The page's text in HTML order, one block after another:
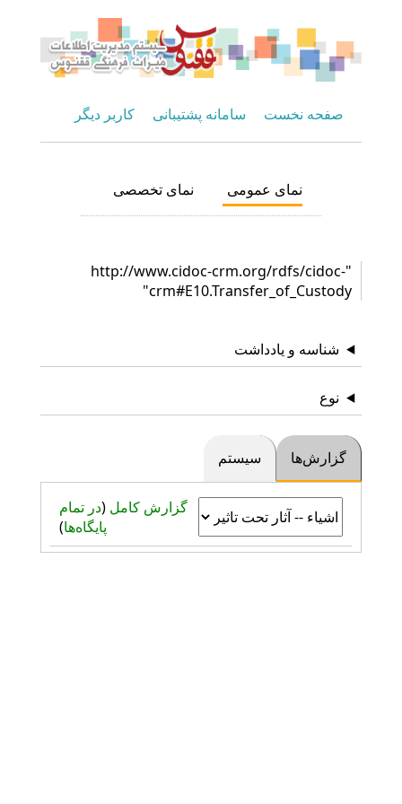
صفحه نخست سامانه پشتیبانی کاربر دیگر
نمای عمومی نمای تخصصی
"http://www.cidoc-crm.org/rdfs/cidoc-
crm#E10.Transfer_of_Custody"
شناسه و یادداشت
نوع
گزارش‌ها سیستم
گزارش کامل (در تمام
پایگاه‌ها)